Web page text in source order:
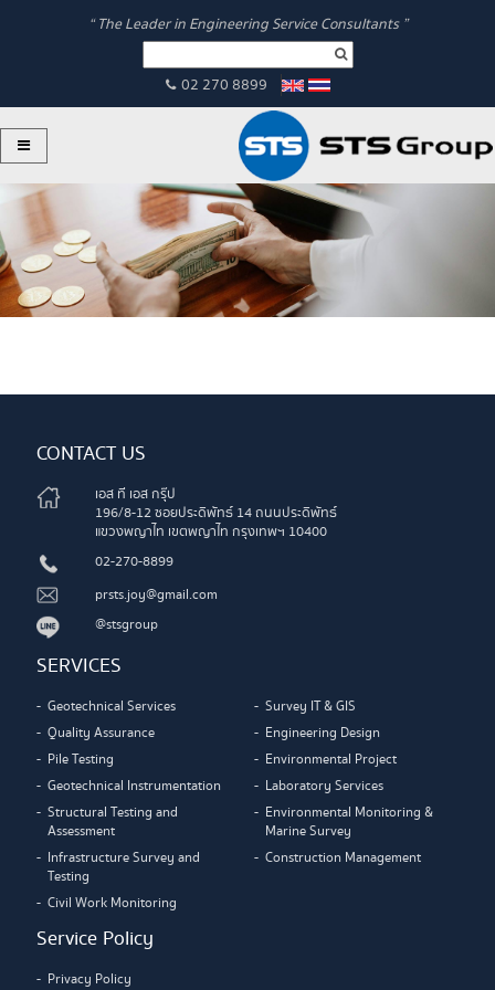
“ The Leader in Engineering Service Consultants ”
02 270 8899
CONTACT US
เอส ที เอส กรุ๊ป
196/8-12 ซอยประดิพัทธ์ 14 ถนนประดิพัทธ์
แขวงพญาไท เขตพญาไท กรุงเทพฯ 10400
02-270-8899
prsts.joy@gmail.com
@stsgroup
SERVICES
Geotechnical Services
Quality Assurance
Pile Testing
Geotechnical Instrumentation
Structural Testing and
Assessment
Infrastructure Survey and
Testing
Civil Work Monitoring
Survey IT & GIS
Engineering Design
Environmental Project
Laboratory Services
Environmental Monitoring &
Marine Survey
Construction Management
Service Policy
Privacy Policy